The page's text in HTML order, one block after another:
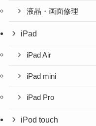
液晶・画面修理
iPad
iPad Air
iPad mini
iPad Pro
iPod touch